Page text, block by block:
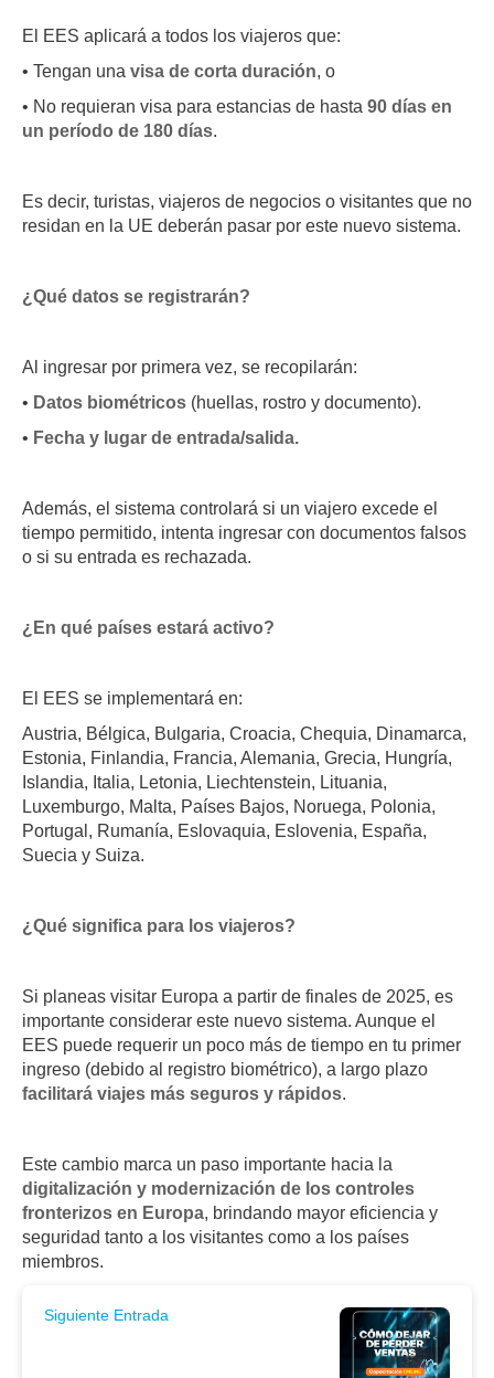
El EES aplicará a todos los viajeros que:
• Tengan una visa de corta duración, o
• No requieran visa para estancias de hasta 90 días en
un período de 180 días.
Es decir, turistas, viajeros de negocios o visitantes que no
residan en la UE deberán pasar por este nuevo sistema.
¿Qué datos se registrarán?
Al ingresar por primera vez, se recopilarán:
• Datos biométricos (huellas, rostro y documento).
• Fecha y lugar de entrada/salida.
Además, el sistema controlará si un viajero excede el
tiempo permitido, intenta ingresar con documentos falsos
o si su entrada es rechazada.
¿En qué países estará activo?
El EES se implementará en:
Austria, Bélgica, Bulgaria, Croacia, Chequia, Dinamarca,
Estonia, Finlandia, Francia, Alemania, Grecia, Hungría,
Islandia, Italia, Letonia, Liechtenstein, Lituania,
Luxemburgo, Malta, Países Bajos, Noruega, Polonia,
Portugal, Rumanía, Eslovaquia, Eslovenia, España,
Suecia y Suiza.
¿Qué significa para los viajeros?
Si planeas visitar Europa a partir de finales de 2025, es
importante considerar este nuevo sistema. Aunque el
EES puede requerir un poco más de tiempo en tu primer
ingreso (debido al registro biométrico), a largo plazo
facilitará viajes más seguros y rápidos.
Este cambio marca un paso importante hacia la
digitalización y modernización de los controles
fronterizos en Europa, brindando mayor eficiencia y
seguridad tanto a los visitantes como a los países
miembros.
Siguiente Entrada